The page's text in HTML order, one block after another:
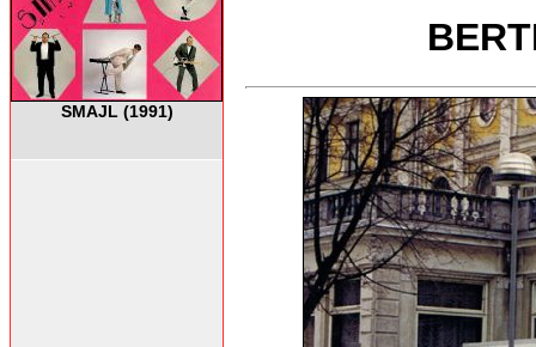
SMAJL (1991)